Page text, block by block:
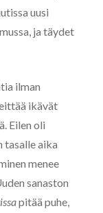
uusi
ja täydet
ilman
ikävät
Eilen oli
tasalle aika
menee
sanaston
pitää puhe,